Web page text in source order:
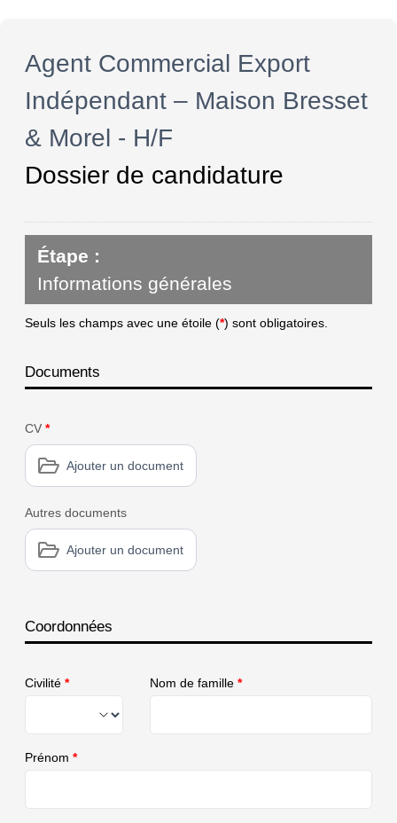
Agent Commercial Export
Indépendant – Maison Bresset
& Morel - H/F
Dossier de candidature
Étape :
Informations générales
Seuls les champs avec une étoile (*) sont obligatoires.
Documents
CV *
Ajouter un document
Autres documents
Ajouter un document
Coordonnées
Civilité * Nom de famille *
Prénom *